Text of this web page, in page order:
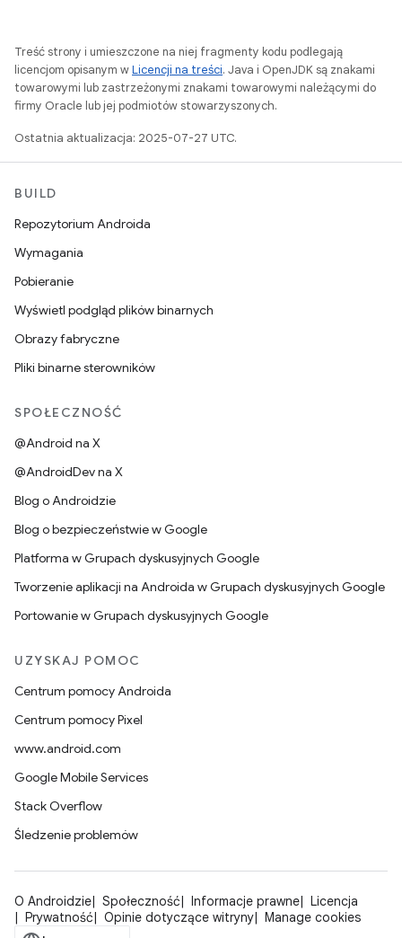
Treść strony i umieszczone na niej fragmenty kodu podlegają
licencjom opisanym wLicencji na treści. Java i OpenJDK są znakami
towarowymi lub zastrzeżonymi znakami towarowymi należącymi do
firmy Oracle lub jej podmiotów stowarzyszonych.
Ostatnia aktualizacja: 2025-07-27 UTC.
BUILD
Repozytorium Androida
Wymagania
Pobieranie
Wyświetl podgląd plików binarnych
Obrazy fabryczne
Pliki binarne sterowników
SPOŁECZNOŚĆ
@Android na X
@AndroidDev na X
Blog o Androidzie
Blog o bezpieczeństwie w Google
Platforma w Grupach dyskusyjnych Google
Tworzenie aplikacji na Androida w Grupach dyskusyjnych Google
Portowanie w Grupach dyskusyjnych Google
UZYSKAJ POMOC
Centrum pomocy Androida
Centrum pomocy Pixel
www.android.com
Google Mobile Services
Stack Overflow
Śledzenie problemów
O Androidzie Społeczność Informacje prawne
Licencja
Prywatność
Opinie dotyczące witryny Manage cookies